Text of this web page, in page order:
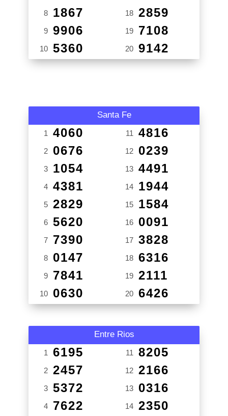
8 1867
9 9906
10 5360
18 2859
19 7108
20 9142
Santa Fe
1 4060
2 0676
3 1054
4 4381
5 2829
6 5620
7 7390
8 0147
9 7841
10 0630
11 4816
12 0239
13 4491
14 1944
15 1584
16 0091
17 3828
18 6316
19 2111
20 6426
Entre Rios
1 6195
2 2457
3 5372
4 7622
11 8205
12 2166
13 0316
14 2350